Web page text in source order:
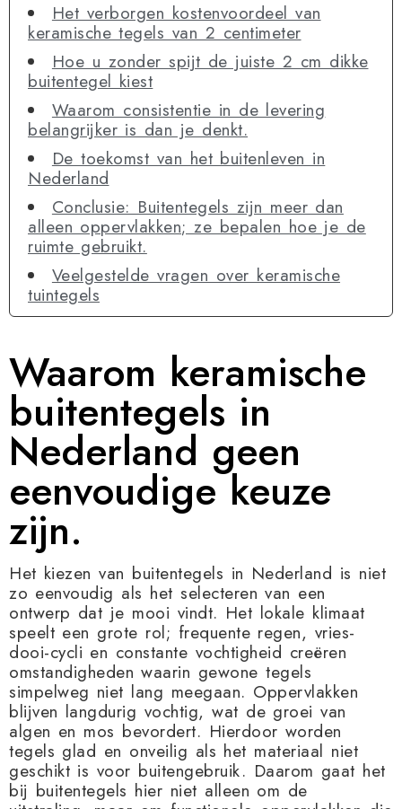
Het verborgen kostenvoordeel van
keramische tegels van 2 centimeter
Hoe u zonder spijt de juiste 2 cm dikke
buitentegel kiest
Waarom consistentie in de levering
belangrijker is dan je denkt.
De toekomst van het buitenleven in
Nederland
Conclusie: Buitentegels zijn meer dan
alleen oppervlakken; ze bepalen hoe je de
ruimte gebruikt.
Veelgestelde vragen over keramische
tuintegels
Waarom keramische
buitentegels in
Nederland geen
eenvoudige keuze
zijn.
Het kiezen van buitentegels in Nederland is niet
zo eenvoudig als het selecteren van een
ontwerp dat je mooi vindt. Het lokale klimaat
speelt een grote rol; frequente regen, vries-
dooi-cycli en constante vochtigheid creëren
omstandigheden waarin gewone tegels
simpelweg niet lang meegaan. Oppervlakken
blijven langdurig vochtig, wat de groei van
algen en mos bevordert. Hierdoor worden
tegels glad en onveilig als het materiaal niet
geschikt is voor buitengebruik. Daarom gaat het
bij buitentegels hier niet alleen om de